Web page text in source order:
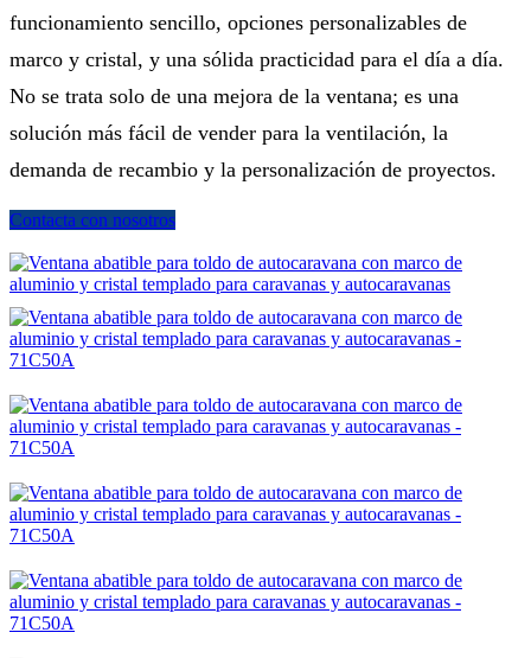
funcionamiento sencillo, opciones personalizables de
marco y cristal, y una sólida practicidad para el día a día.
No se trata solo de una mejora de la ventana; es una
solución más fácil de vender para la ventilación, la
demanda de recambio y la personalización de proyectos.
Contacta con nosotros